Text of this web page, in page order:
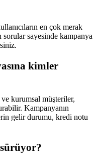
en çok merak
sayesinde kampanya
kimler
kurumsal müşteriler,
Kampanyanın
gelir durumu, kredi notu